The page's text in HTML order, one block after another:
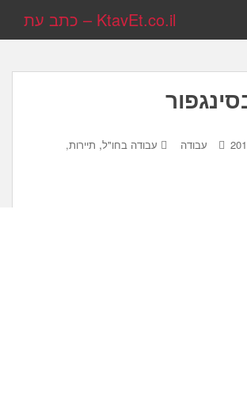
KtavEt.co.il – כתב עת
עבודה עבודה בחו"ל, תיירות,